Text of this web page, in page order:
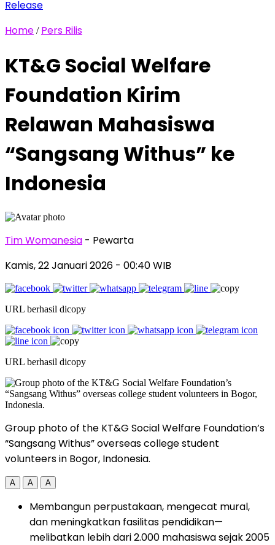
Release
Home / Pers Rilis
KT&G Social Welfare
Foundation Kirim
Relawan Mahasiswa
“Sangsang Withus” ke
Indonesia
Tim Womanesia - Pewarta
Kamis, 22 Januari 2026 - 00:40 WIB
URL berhasil dicopy
URL berhasil dicopy
Group photo of the KT&G Social Welfare Foundation’s
“Sangsang Withus” overseas college student
volunteers in Bogor, Indonesia.
A A A
Membangun perpustakaan, mengecat mural,
dan meningkatkan fasilitas pendidikan—
melibatkan lebih dari 2.000 mahasiswa sejak 2005